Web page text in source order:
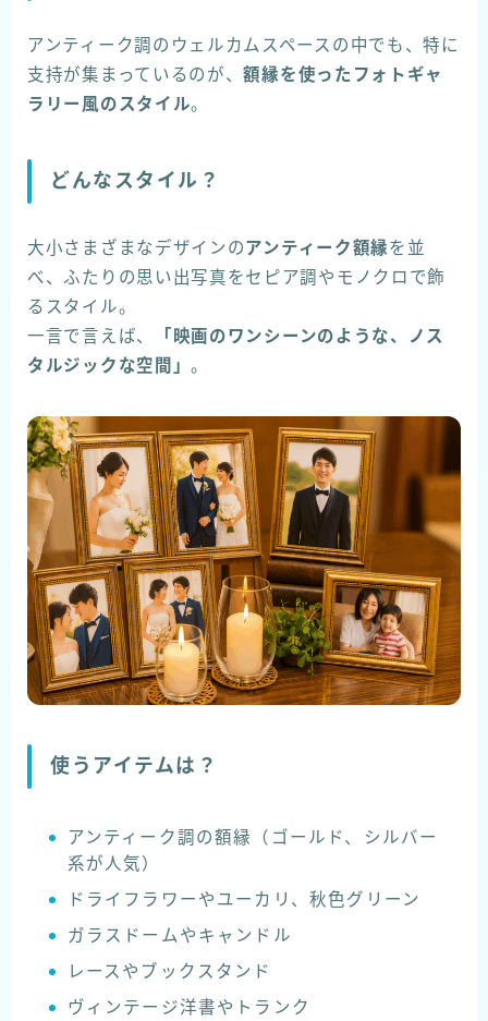
アンティーク調のウェルカムスペースの中でも、特に
支持が集まっているのが、額縁を使ったフォトギャ
ラリー風のスタイル。
どんなスタイル？
大小さまざまなデザインのアンティーク額縁を並
べ、ふたりの思い出写真をセピア調やモノクロで飾
るスタイル。
一言で言えば、
「映画のワンシーンのような、ノス
タルジックな空間」。
使うアイテムは？
アンティーク調の額縁（ゴールド、シルバー
系が人気）
ドライフラワーやユーカリ、秋色グリーン
ガラスドームやキャンドル
レースやブックスタンド
ヴィンテージ洋書やトランク